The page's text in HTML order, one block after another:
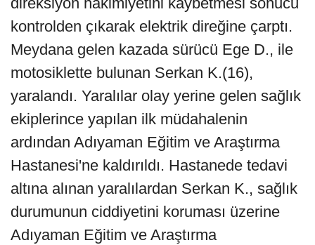
kontrolden çıkarak elektrik direğine çarptı.
Meydana gelen kazada sürücü Ege D., ile
motosiklette bulunan Serkan K.(16),
yaralandı. Yaralılar olay yerine gelen sağlık
ekiplerince yapılan ilk müdahalenin
ardından Adıyaman Eğitim ve Araştırma
Hastanesi'ne kaldırıldı. Hastanede tedavi
altına alınan yaralılardan Serkan K., sağlık
durumunun ciddiyetini koruması üzerine
Adıyaman Eğitim ve Araştırma